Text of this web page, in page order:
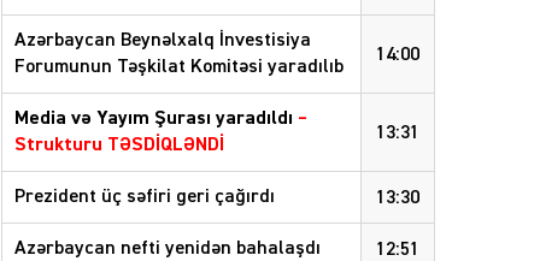
14:00
Azərbaycan Beynəlxalq İnvestisiya
Forumunun Təşkilat Komitəsi yaradılıb
13:31
Media və Yayım Şurası yaradıldı –
Strukturu TƏSDİQLƏNDİ
13:30
Prezident üç səfiri geri çağırdı
12:51
Azərbaycan nefti yenidən bahalaşdı